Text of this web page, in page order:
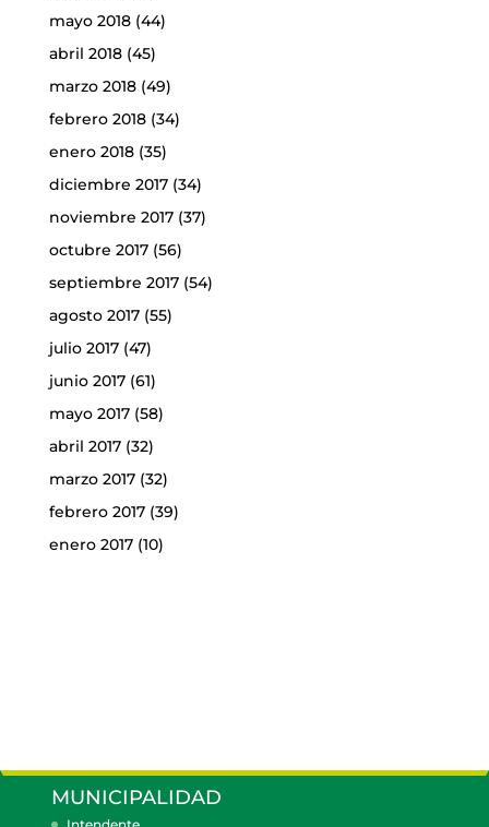
mayo 2018(44)
abril 2018(45)
marzo 2018(49)
febrero 2018(34)
enero 2018(35)
diciembre 2017(34)
noviembre 2017(37)
octubre 2017(56)
septiembre 2017(54)
agosto 2017(55)
julio 2017(47)
junio 2017(61)
mayo 2017(58)
abril 2017(32)
marzo 2017(32)
febrero 2017(39)
enero 2017(10)
MUNICIPALIDAD